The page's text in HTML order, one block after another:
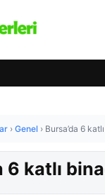
› Genel › Bursa’da 6
6 katlı